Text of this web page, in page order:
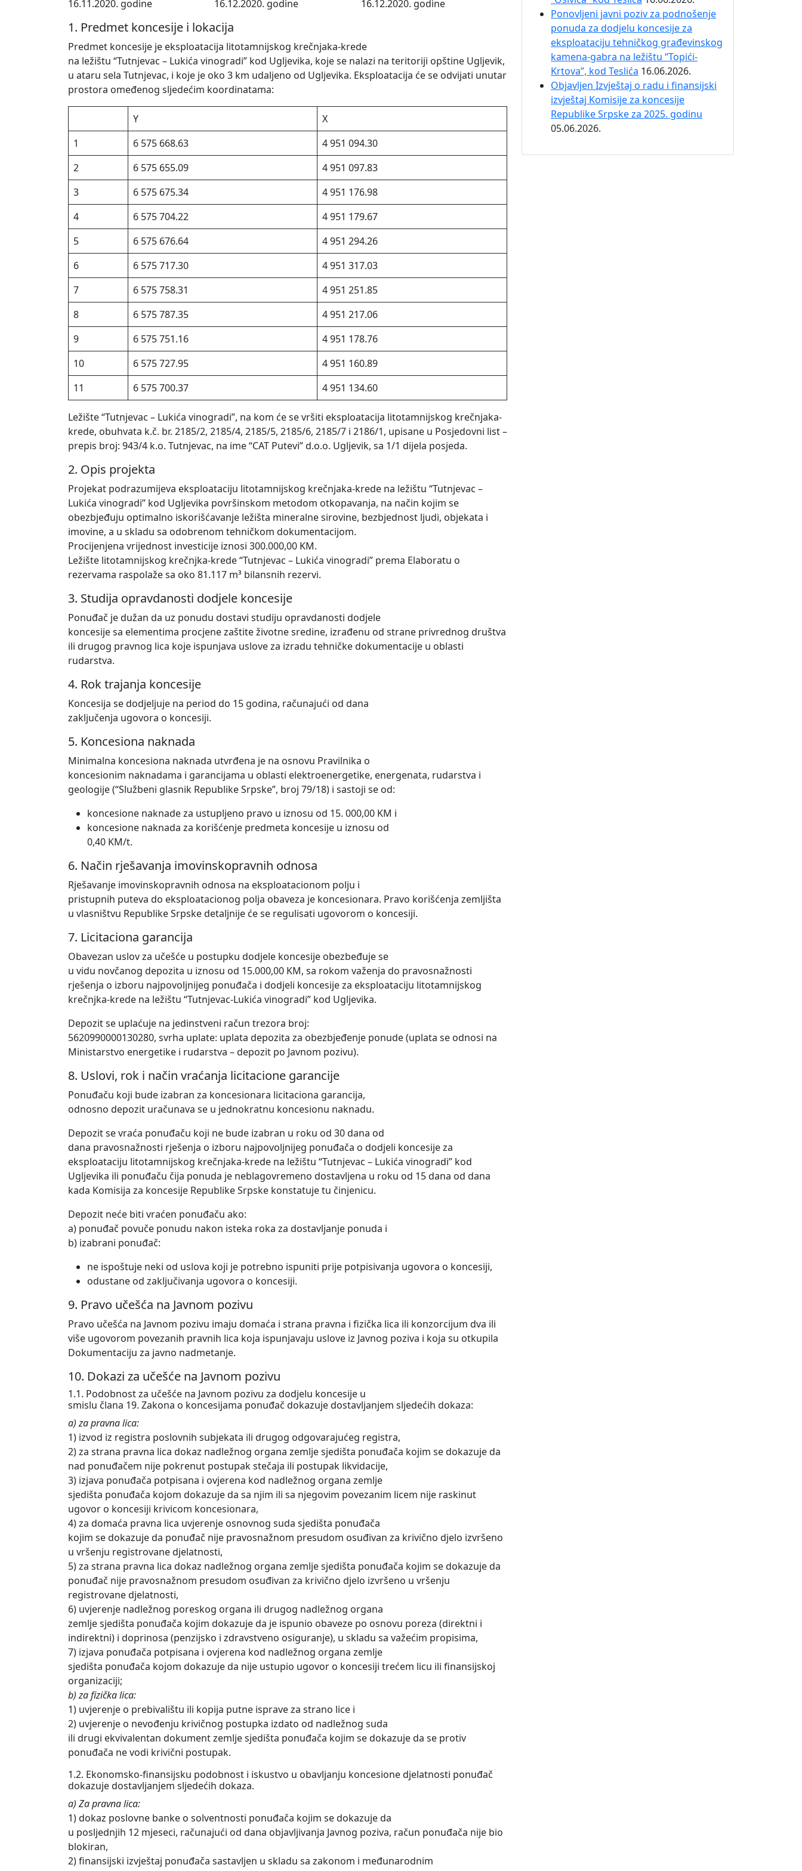
16.11.2020. godine
16.12.2020. godine
16.12.2020. godine
1. Predmet koncesije i lokacija
Predmet koncesije je eksploatacija litotamnijskog krečnjaka-krede
na ležištu “Tutnjevac – Lukića vinogradi” kod Ugljevika, koje se nalazi na teritoriji opštine Ugljevik,
u ataru sela Tutnjevac, i koje je oko 3 km udaljeno od Ugljevika. Eksploatacija će se odvijati unutar
prostora omeđenog sljedećim koordinatama:
Y
X
1
6 575 668.63
4 951 094.30
2
6 575 655.09
4 951 097.83
3
6 575 675.34
4 951 176.98
4
6 575 704.22
4 951 179.67
5
6 575 676.64
4 951 294.26
6
6 575 717.30
4 951 317.03
7
6 575 758.31
4 951 251.85
8
6 575 787.35
4 951 217.06
9
6 575 751.16
4 951 178.76
10
6 575 727.95
4 951 160.89
11
6 575 700.37 4 951 134.60
Ležište “Tutnjevac – Lukića vinogradi”, na kom će se vršiti eksploatacija litotamnijskog krečnjaka-
krede, obuhvata k.č. br. 2185/2, 2185/4, 2185/5, 2185/6, 2185/7 i 2186/1, upisane u Posjedovni list –
prepis broj: 943/4 k.o. Tutnjevac, na ime “CAT Putevi” d.o.o. Ugljevik, sa 1/1 dijela posjeda.
2. Opis projekta
Projekat podrazumijeva eksploataciju litotamnijskog krečnjaka-krede na ležištu “Tutnjevac –
Lukića vinogradi” kod Ugljevika površinskom metodom otkopavanja, na način kojim se
obezbjeđuju optimalno iskorišćavanje ležišta mineralne sirovine, bezbjednost ljudi, objekata i
imovine, a u skladu sa odobrenom tehničkom dokumentacijom.
Procijenjena vrijednost investicije iznosi 300.000,00 KM.
Ležište litotamnijskog krečnjka-krede “Tutnjevac – Lukića vinogradi” prema Elaboratu o
rezervama raspolaže sa oko 81.117 m³ bilansnih rezervi.
3. Studija opravdanosti dodjele koncesije
Ponuđač je dužan da uz ponudu dostavi studiju opravdanosti dodjele
koncesije sa elementima procjene zaštite životne sredine, izrađenu od strane privrednog društva
ili drugog pravnog lica koje ispunjava uslove za izradu tehničke dokumentacije u oblasti
rudarstva.
4. Rok trajanja koncesije
Koncesija se dodjeljuje na period do 15 godina, računajući od dana
zaključenja ugovora o koncesiji.
5. Koncesiona naknada
Minimalna koncesiona naknada utvrđena je na osnovu Pravilnika o
koncesionim naknadama i garancijama u oblasti elektroenergetike, energenata, rudarstva i
geologije (“Službeni glasnik Republike Srpske”, broj 79/18) i sastoji se od:
koncesione naknade za ustupljeno pravo u iznosu od 15. 000,00 KM i
koncesione naknada za korišćenje predmeta koncesije u iznosu od
0,40 KM/t.
6. Način rješavanja imovinskopravnih odnosa
Rješavanje imovinskopravnih odnosa na eksploatacionom polju i
pristupnih puteva do eksploatacionog polja obaveza je koncesionara. Pravo korišćenja zemljišta
u vlasništvu Republike Srpske detaljnije će se regulisati ugovorom o koncesiji.
7. Licitaciona garancija
Obavezan uslov za učešće u postupku dodjele koncesije obezbeđuje se
u vidu novčanog depozita u iznosu od 15.000,00 KM, sa rokom važenja do pravosnažnosti
rješenja o izboru najpovoljnijeg ponuđača i dodjeli koncesije za eksploataciju litotamnijskog
krečnjka-krede na ležištu “Tutnjevac-Lukića vinogradi” kod Ugljevika.
Depozit se uplaćuje na jedinstveni račun trezora broj:
5620990000130280, svrha uplate: uplata depozita za obezbjeđenje ponude (uplata se odnosi na
Ministarstvo energetike i rudarstva – depozit po Javnom pozivu).
8. Uslovi, rok i način vraćanja licitacione garancije
Ponuđaču koji bude izabran za koncesionara licitaciona garancija,
odnosno depozit uračunava se u jednokratnu koncesionu naknadu.
Depozit se vraća ponuđaču koji ne bude izabran u roku od 30 dana od
dana pravosnažnosti rješenja o izboru najpovoljnijeg ponuđača o dodjeli koncesije za
eksploataciju litotamnijskog krečnjaka-krede na ležištu “Tutnjevac – Lukića vinogradi” kod
Ugljevika ili ponuđaču čija ponuda je neblagovremeno dostavljena u roku od 15 dana od dana
kada Komisija za koncesije Republike Srpske konstatuje tu činjenicu.
Depozit neće biti vraćen ponuđaču ako:
a) ponuđač povuče ponudu nakon isteka roka za dostavljanje ponuda i
b) izabrani ponuđač:
ne ispoštuje neki od uslova koji je potrebno ispuniti prije potpisivanja ugovora o koncesiji,
odustane od zaključivanja ugovora o koncesiji.
9. Pravo učešća na Javnom pozivu
Pravo učešća na Javnom pozivu imaju domaća i strana pravna i fizička lica ili konzorcijum dva ili
više ugovorom povezanih pravnih lica koja ispunjavaju uslove iz Javnog poziva i koja su otkupila
Dokumentaciju za javno nadmetanje.
10. Dokazi za učešće na Javnom pozivu
1.1. Podobnost za učešće na Javnom pozivu za dodjelu koncesije u
smislu člana 19. Zakona o koncesijama ponuđač dokazuje dostavljanjem sljedećih dokaza:
a) za pravna lica:
1) izvod iz registra poslovnih subjekata ili drugog odgovarajućeg registra,
2) za strana pravna lica dokaz nadležnog organa zemlje sjedišta ponuđača kojim se dokazuje da
nad ponuđačem nije pokrenut postupak stečaja ili postupak likvidacije,
3) izjava ponuđača potpisana i ovjerena kod nadležnog organa zemlje
sjedišta ponuđača kojom dokazuje da sa njim ili sa njegovim povezanim licem nije raskinut
ugovor o koncesiji krivicom koncesionara,
4) za domaća pravna lica uvjerenje osnovnog suda sjedišta ponuđača
kojim se dokazuje da ponuđač nije pravosnažnom presudom osuđivan za krivično djelo izvršeno
u vršenju registrovane djelatnosti,
5) za strana pravna lica dokaz nadležnog organa zemlje sjedišta ponuđača kojim se dokazuje da
ponuđač nije pravosnažnom presudom osuđivan za krivično djelo izvršeno u vršenju
registrovane djelatnosti,
6) uvjerenje nadležnog poreskog organa ili drugog nadležnog organa
zemlje sjedišta ponuđača kojim dokazuje da je ispunio obaveze po osnovu poreza (direktni i
indirektni) i doprinosa (penzijsko i zdravstveno osiguranje), u skladu sa važećim propisima,
7) izjava ponuđača potpisana i ovjerena kod nadležnog organa zemlje
sjedišta ponuđača kojom dokazuje da nije ustupio ugovor o koncesiji trećem licu ili finansijskoj
organizaciji;
b) za fizička lica:
1) uvjerenje o prebivalištu ili kopija putne isprave za strano lice i
2) uvjerenje o nevođenju krivičnog postupka izdato od nadležnog suda
ili drugi ekvivalentan dokument zemlje sjedišta ponuđača kojim se dokazuje da se protiv
ponuđača ne vodi krivični postupak.
1.2. Ekonomsko-finansijsku podobnost i iskustvo u obavljanju koncesione djelatnosti ponuđač
dokazuje dostavljanjem sljedećih dokaza.
a) Za pravna lica:
1) dokaz poslovne banke o solventnosti ponuđača kojim se dokazuje da
u posljednjih 12 mjeseci, računajući od dana objavljivanja Javnog poziva, račun ponuđača nije bio
blokiran,
2) finansijski izvještaj ponuđača sastavljen u skladu sa zakonom i međunarodnim
Ponovljeni javni poziv za podnošenje
ponuda za dodjelu koncesije za
eksploataciju tehničkog građevinskog
kamena-gabra na ležištu “Topići-
Krtova”, kod Teslića 16.06.2026.
Objavljen Izvještaj o radu i finansijski
izvještaj Komisije za koncesije
Republike Srpske za 2025. godinu
05.06.2026.